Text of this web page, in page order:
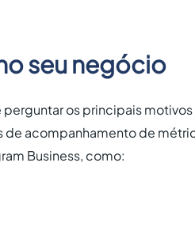
seu negócio
perguntar os principais
de acompanhamento de
Business, como: